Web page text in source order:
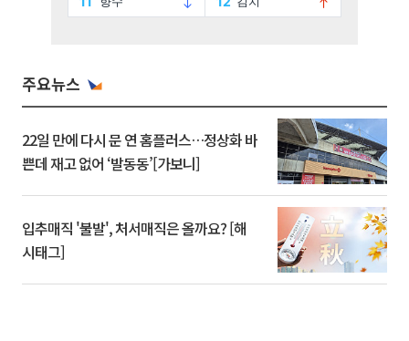
주요뉴스
22일 만에 다시 문 연 홈플러스…정상화 바
쁜데 재고 없어 ‘발동동’[가보니]
입추매직 '불발', 처서매직은 올까요? [해
시태그]